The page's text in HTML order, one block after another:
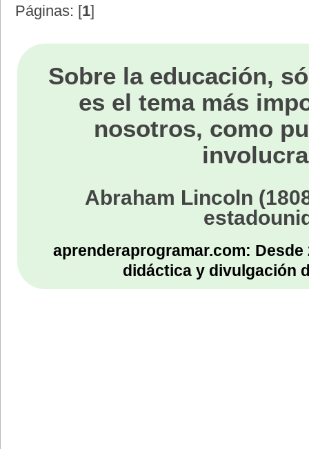
Páginas: [1]
Sobre la educación,
es el tema más
nosotros, como
Abraham Lincoln
aprenderaprogramar.com:
didáctica y divulgación